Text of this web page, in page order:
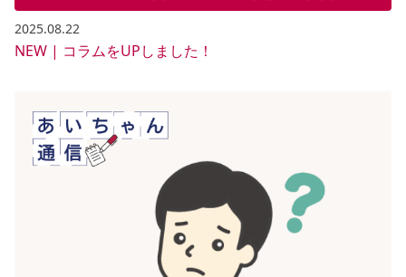
2025.08.22
NEW | コラムをUPしました！